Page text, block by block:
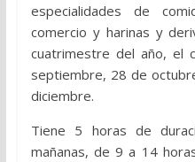
especialidades de
comercio y harinas y
cuatrimestre del año, el
septiembre, 28 de
diciembre.
Tiene 5 horas de
mañanas, de 9 a 14